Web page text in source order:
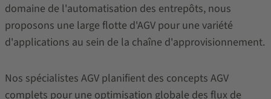
domaine de l'automatisation des entrepôts, nous
proposons une large flotte d'AGV pour une variété
d'applications au sein de la chaîne d'approvisionnement.
Nos spécialistes AGV planifient des concepts AGV
complets pour une optimisation globale des flux de